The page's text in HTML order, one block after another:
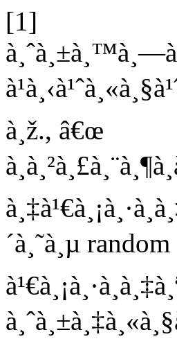
[1]
à¸ž., â€œ
´à¸˜à¸µ random